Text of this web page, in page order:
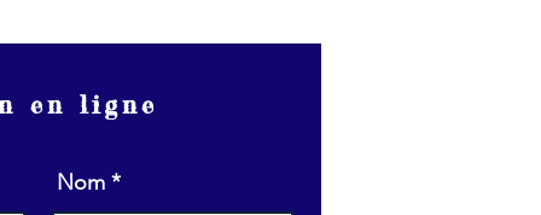
en ligne
Nom